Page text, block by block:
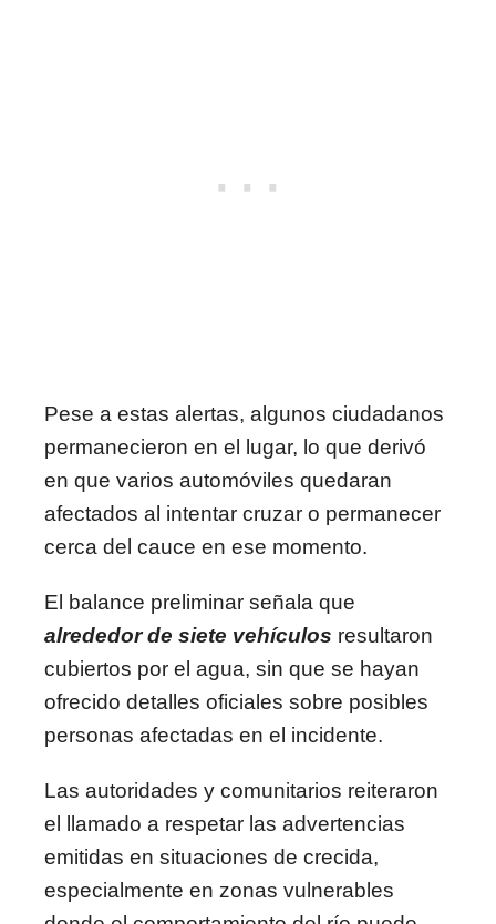
Pese a estas alertas, algunos ciudadanos
permanecieron en el lugar, lo que derivó
en que varios automóviles quedaran
afectados al intentar cruzar o permanecer
cerca del cauce en ese momento.
El balance preliminar señala que
alrededor de siete vehículos resultaron
cubiertos por el agua, sin que se hayan
ofrecido detalles oficiales sobre posibles
personas afectadas en el incidente.
Las autoridades y comunitarios reiteraron
el llamado a respetar las advertencias
emitidas en situaciones de crecida,
especialmente en zonas vulnerables